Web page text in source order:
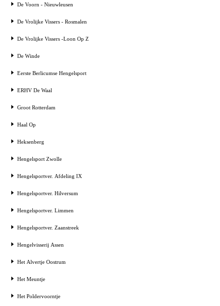
De Voorn - Nieuwleusen
De Vrolijke Vissers - Rosmalen
De Vrolijke Vissers -Loon Op Z
De Winde
Eerste Berlicumse Hengelsport
ERHV De Waal
Groot Rotterdam
Haal Op
Heksenberg
Hengelsport Zwolle
Hengelsportver. Afdeling IX
Hengelsportver. Hilversum
Hengelsportver. Limmen
Hengelsportver. Zaanstreek
Hengelvisserij Assen
Het Alvertje Oostrum
Het Meuntje
Het Poldervoorntje